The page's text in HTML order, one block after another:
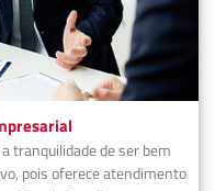
tranquilidade de ser bem
pois oferece atendimento